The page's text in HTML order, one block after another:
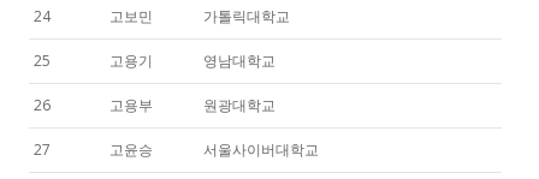
24 고보민 가톨릭대학교
25 고용기 영남대학교
26 고용부 원광대학교
27 고윤승 서울사이버대학교